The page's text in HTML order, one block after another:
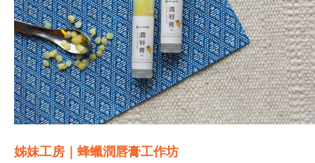
姊妹工房｜蜂蠟潤唇膏工作坊